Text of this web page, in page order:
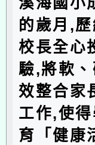
的歲月,
校長全心
驗,將軟
效整合家
工作,使
育「健康